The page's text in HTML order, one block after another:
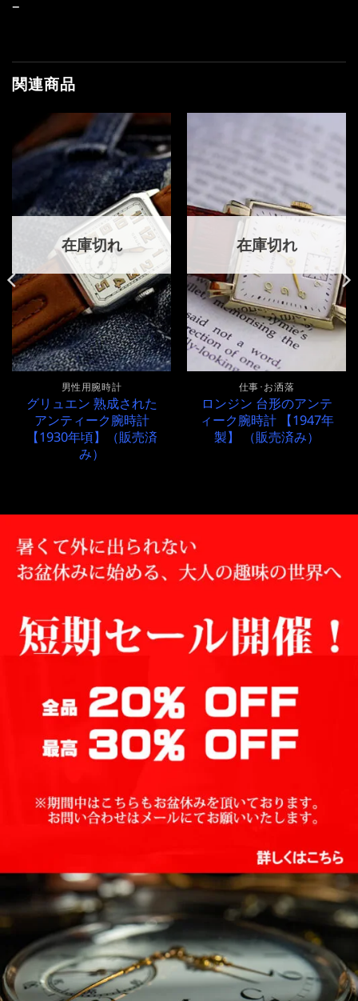
–
関連商品
在庫切れ
男性用腕時計
グリュエン 熟成された
アンティーク腕時計
【1930年頃】（販売済
み）
在庫切れ
仕事･お洒落
ロンジン 台形のアンテ
ィーク腕時計 【1947年
製】 （販売済み）